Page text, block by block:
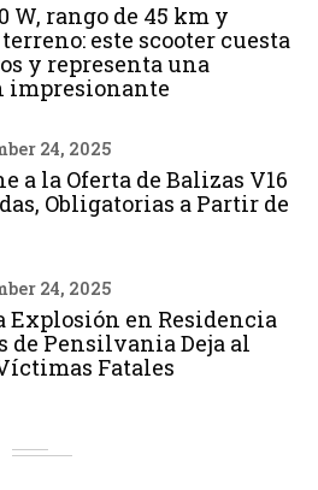
W, rango de 45 km y
este scooter cuesta
y representa una
impresionante
24, 2025
a la Oferta de Balizas V16
Obligatorias a Partir de
24, 2025
Explosión en Residencia
de Pensilvania Deja al
Fatales